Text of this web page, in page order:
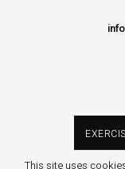
This site uses